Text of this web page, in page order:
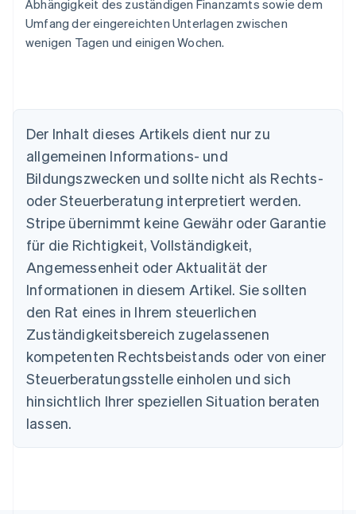
Abhängigkeit des zuständigen Finanzamts sowie dem
Umfang der eingereichten Unterlagen zwischen
wenigen Tagen und einigen Wochen.
Der Inhalt dieses Artikels dient nur zu
allgemeinen Informations- und
Bildungszwecken und sollte nicht als Rechts-
oder Steuerberatung interpretiert werden.
Stripe übernimmt keine Gewähr oder Garantie
für die Richtigkeit, Vollständigkeit,
Angemessenheit oder Aktualität der
Informationen in diesem Artikel. Sie sollten
den Rat eines in Ihrem steuerlichen
Zuständigkeitsbereich zugelassenen
kompetenten Rechtsbeistands oder von einer
Steuerberatungsstelle einholen und sich
hinsichtlich Ihrer speziellen Situation beraten
lassen.
Australien
English
Belgien
Brasilien
PortuguêsEnglish
Bulgarien
English
Dänemark
English
DeutschEnglish
Estland
English
Festlandchina
简体中文English
Finnland
Frankreich
FrançaisEnglish